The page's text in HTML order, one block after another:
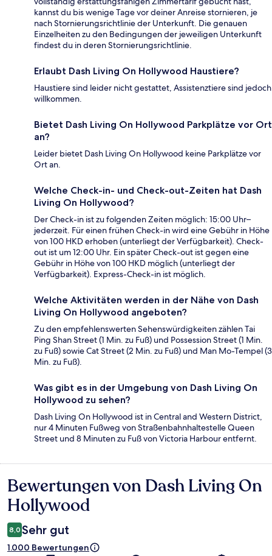
kannst du bis wenige Tage vor deiner Anreise stornieren, je
nach Stornierungsrichtlinie der Unterkunft. Die genauen
Einzelheiten zu den Bedingungen der jeweiligen Unterkunft
findest du in deren Stornierungsrichtlinie.
Erlaubt Dash Living On Hollywood Haustiere?
Haustiere sind leider nicht gestattet, Assistenztiere sind jedoch
willkommen.
Bietet Dash Living On Hollywood Parkplätze vor Ort
an?
Leider bietet Dash Living On Hollywood keine Parkplätze vor
Ort an.
Welche Check-in- und Check-out-Zeiten hat Dash
Living On Hollywood?
Der Check-in ist zu folgenden Zeiten möglich: 15:00 Uhr–
jederzeit. Für einen frühen Check-in wird eine Gebühr in Höhe
von 100 HKD erhoben (unterliegt der Verfügbarkeit). Check-
out ist um 12:00 Uhr. Ein später Check-out ist gegen eine
Gebühr in Höhe von 100 HKD möglich (unterliegt der
Verfügbarkeit). Express-Check-in ist möglich.
Welche Aktivitäten werden in der Nähe von Dash
Living On Hollywood angeboten?
Zu den empfehlenswerten Sehenswürdigkeiten zählen Tai
Ping Shan Street (1 Min. zu Fuß) und Possession Street (1 Min.
zu Fuß) sowie Cat Street (2 Min. zu Fuß) und Man Mo-Tempel (3
Min. zu Fuß).
Was gibt es in der Umgebung von Dash Living On
Hollywood zu sehen?
Dash Living On Hollywood ist in Central and Western District,
nur 4 Minuten Fußweg von Straßenbahnhaltestelle Queen
Street und 8 Minuten zu Fuß von Victoria Harbour entfernt.
Bewertungen
Bewertungen von Dash Living On
Hollywood
8,0 Sehr gut
1.000 Bewertungen